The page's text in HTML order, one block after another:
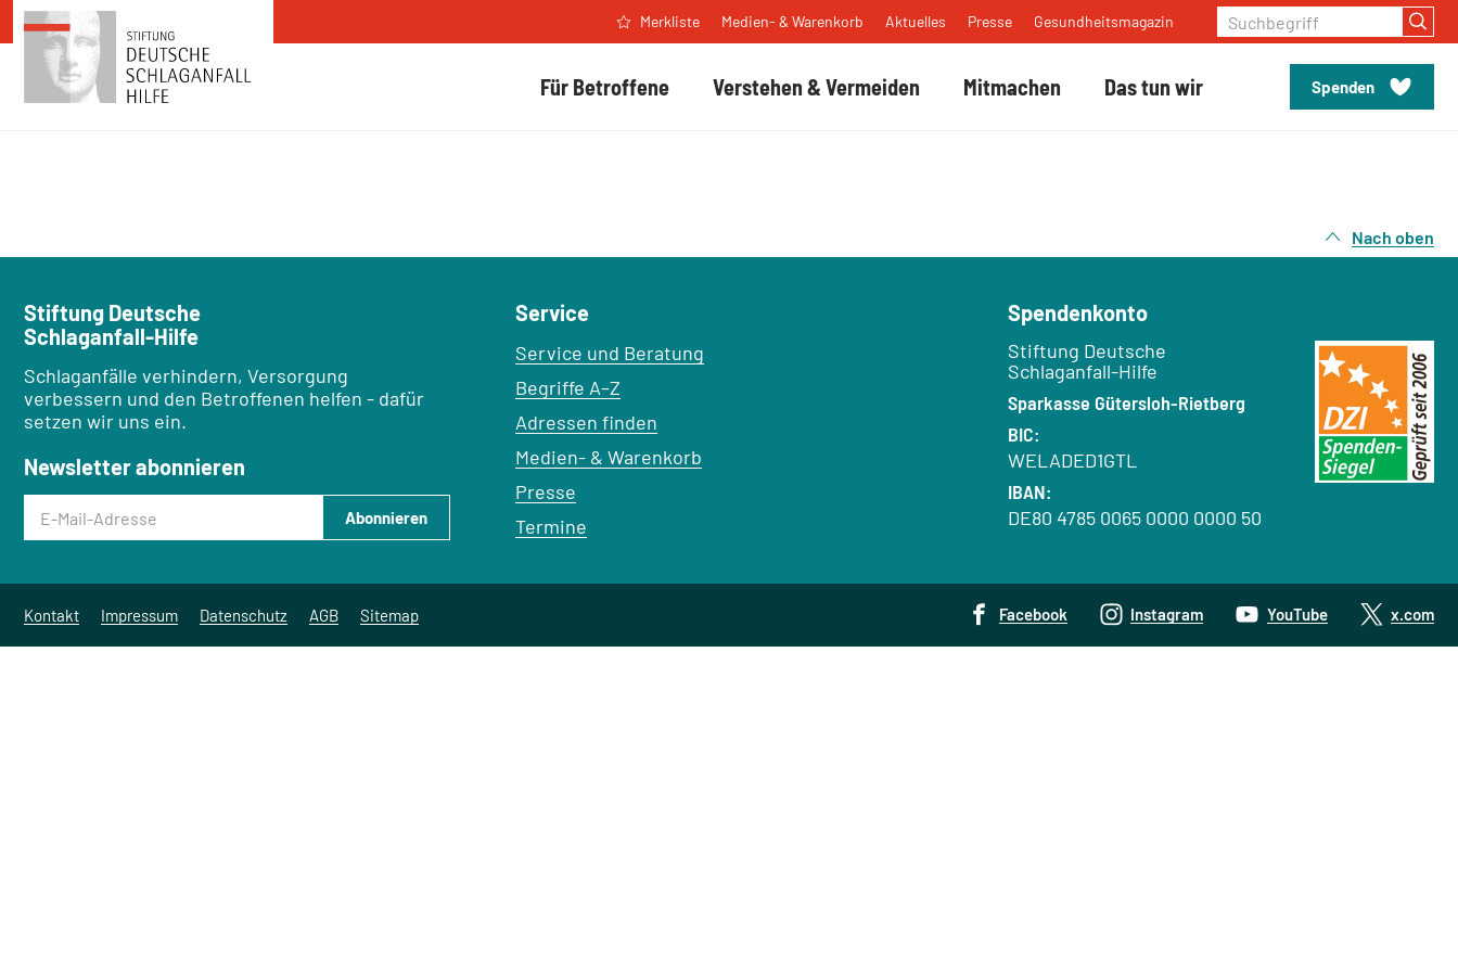
Zum Inhalt springen
Für Betroffene Verstehen & Vermeiden Mitmachen Das tun wir Spenden
Merkliste Medien- & Warenkorb Aktuelles Presse Gesundheitsmagazin Suchbegriff
Nach oben
Stiftung Deutsche
Schlaganfall-Hilfe
Schlaganfälle verhindern, Versorgung
verbessern und den Betroffenen helfen - dafür
setzen wir uns ein.
Newsletter abonnieren
E-Mail-Adresse
Abonnieren
Service
Service und Beratung
Begriffe A–Z
Adressen finden
Medien- & Warenkorb
Presse
Termine
Spendenkonto
Empfänger:
Stiftung Deutsche
Schlaganfall-Hilfe
Bank:
Sparkasse Gütersloh-Rietberg
BIC:
WELADED1GTL
IBAN:
DE80 4785 0065 0000 0000 50
Kontakt Impressum Datenschutz AGB Sitemap Facebook Instagram YouTube x.com